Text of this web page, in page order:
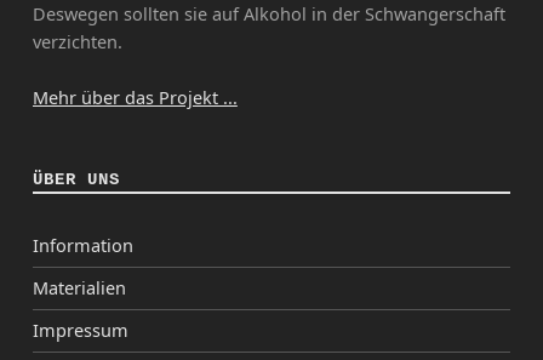
Deswegen sollten sie auf Alkohol in der Schwangerschaft
verzichten.
Mehr über das Projekt ...
ÜBER UNS
Information
Materialien
Impressum